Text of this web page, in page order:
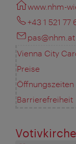
www.nhm-
+43 1 521 77
pas@nhm.at
Vienna City
Preise
Öffnungszeiten
Barrierefreiheit
Votivkirche